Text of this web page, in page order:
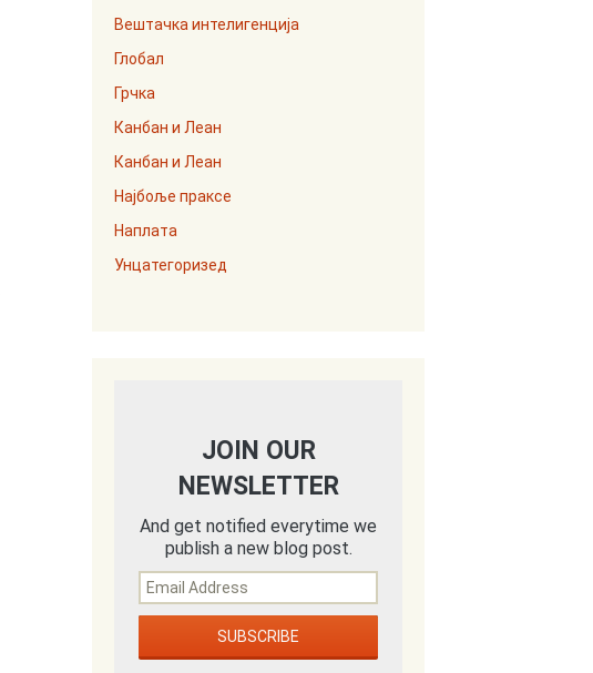
Вештачка интелигенција
Глобал
Грчка
Канбан и Леан
Канбан и Леан
Најбоље праксе
Наплата
Унцатегоризед
JOIN OUR
NEWSLETTER
And get notified everytime we
publish a new blog post.